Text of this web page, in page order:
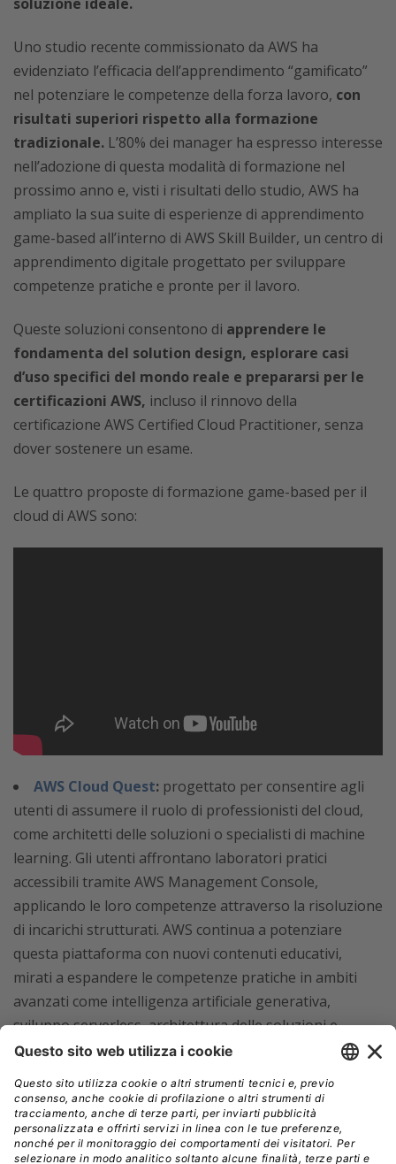
Uno studio recente commissionato da AWS ha
evidenziato l’efficacia dell’apprendimento “gamificato”
nel potenziare le competenze della forza lavoro, con
risultati superiori rispetto alla formazione
tradizionale. L’80% dei manager ha espresso interesse
nell’adozione di questa modalità di formazione nel
prossimo anno e, visti i risultati dello studio, AWS ha
ampliato la sua suite di esperienze di apprendimento
game-based all’interno di AWS Skill Builder, un centro di
apprendimento digitale progettato per sviluppare
competenze pratiche e pronte per il lavoro.
Queste soluzioni consentono di apprendere le
fondamenta del solution design, esplorare casi
d’uso specifici del mondo reale e prepararsi per le
certificazioni AWS, incluso il rinnovo della
certificazione AWS Certified Cloud Practitioner, senza
dover sostenere un esame.
Le quattro proposte di formazione game-based per il
cloud di AWS sono:
AWS Cloud Quest: progettato per consentire agli
utenti di assumere il ruolo di professionisti del cloud,
come architetti delle soluzioni o specialisti di machine
learning. Gli utenti affrontano laboratori pratici
accessibili tramite AWS Management Console,
applicando le loro competenze attraverso la risoluzione
di incarichi strutturati. AWS continua a potenziare
questa piattaforma con nuovi contenuti educativi,
mirati a espandere le competenze pratiche in ambiti
avanzati come intelligenza artificiale generativa,
sviluppo serverless, architettura delle soluzioni e
sicurezza.
apprendimento interattiva focalizzata sulla
progettazione di soluzioni cloud specifiche per diversi
settori, tra cui servizi finanziari, sanità, manifatturiero e